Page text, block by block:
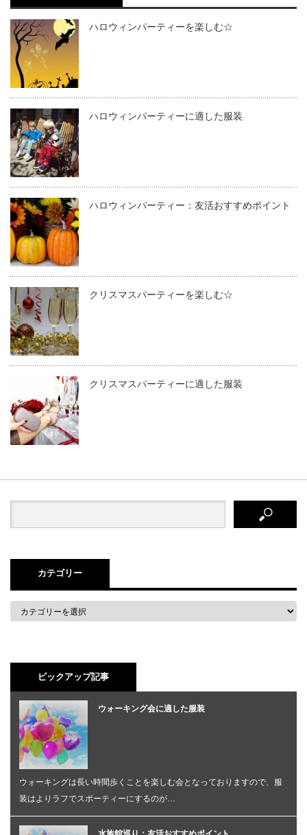
ハロウィンパーティーを楽しむ☆
ハロウィンパーティーに適した服装
ハロウィンパーティー：友活おすすめポイント
クリスマスパーティーを楽しむ☆
クリスマスパーティーに適した服装
カテゴリー
ピックアップ記事
ウォーキング会に適した服装
ウォーキングは長い時間歩くことを楽しむ会となっておりますので、服
装はよりラフでスポーティーにするのが…